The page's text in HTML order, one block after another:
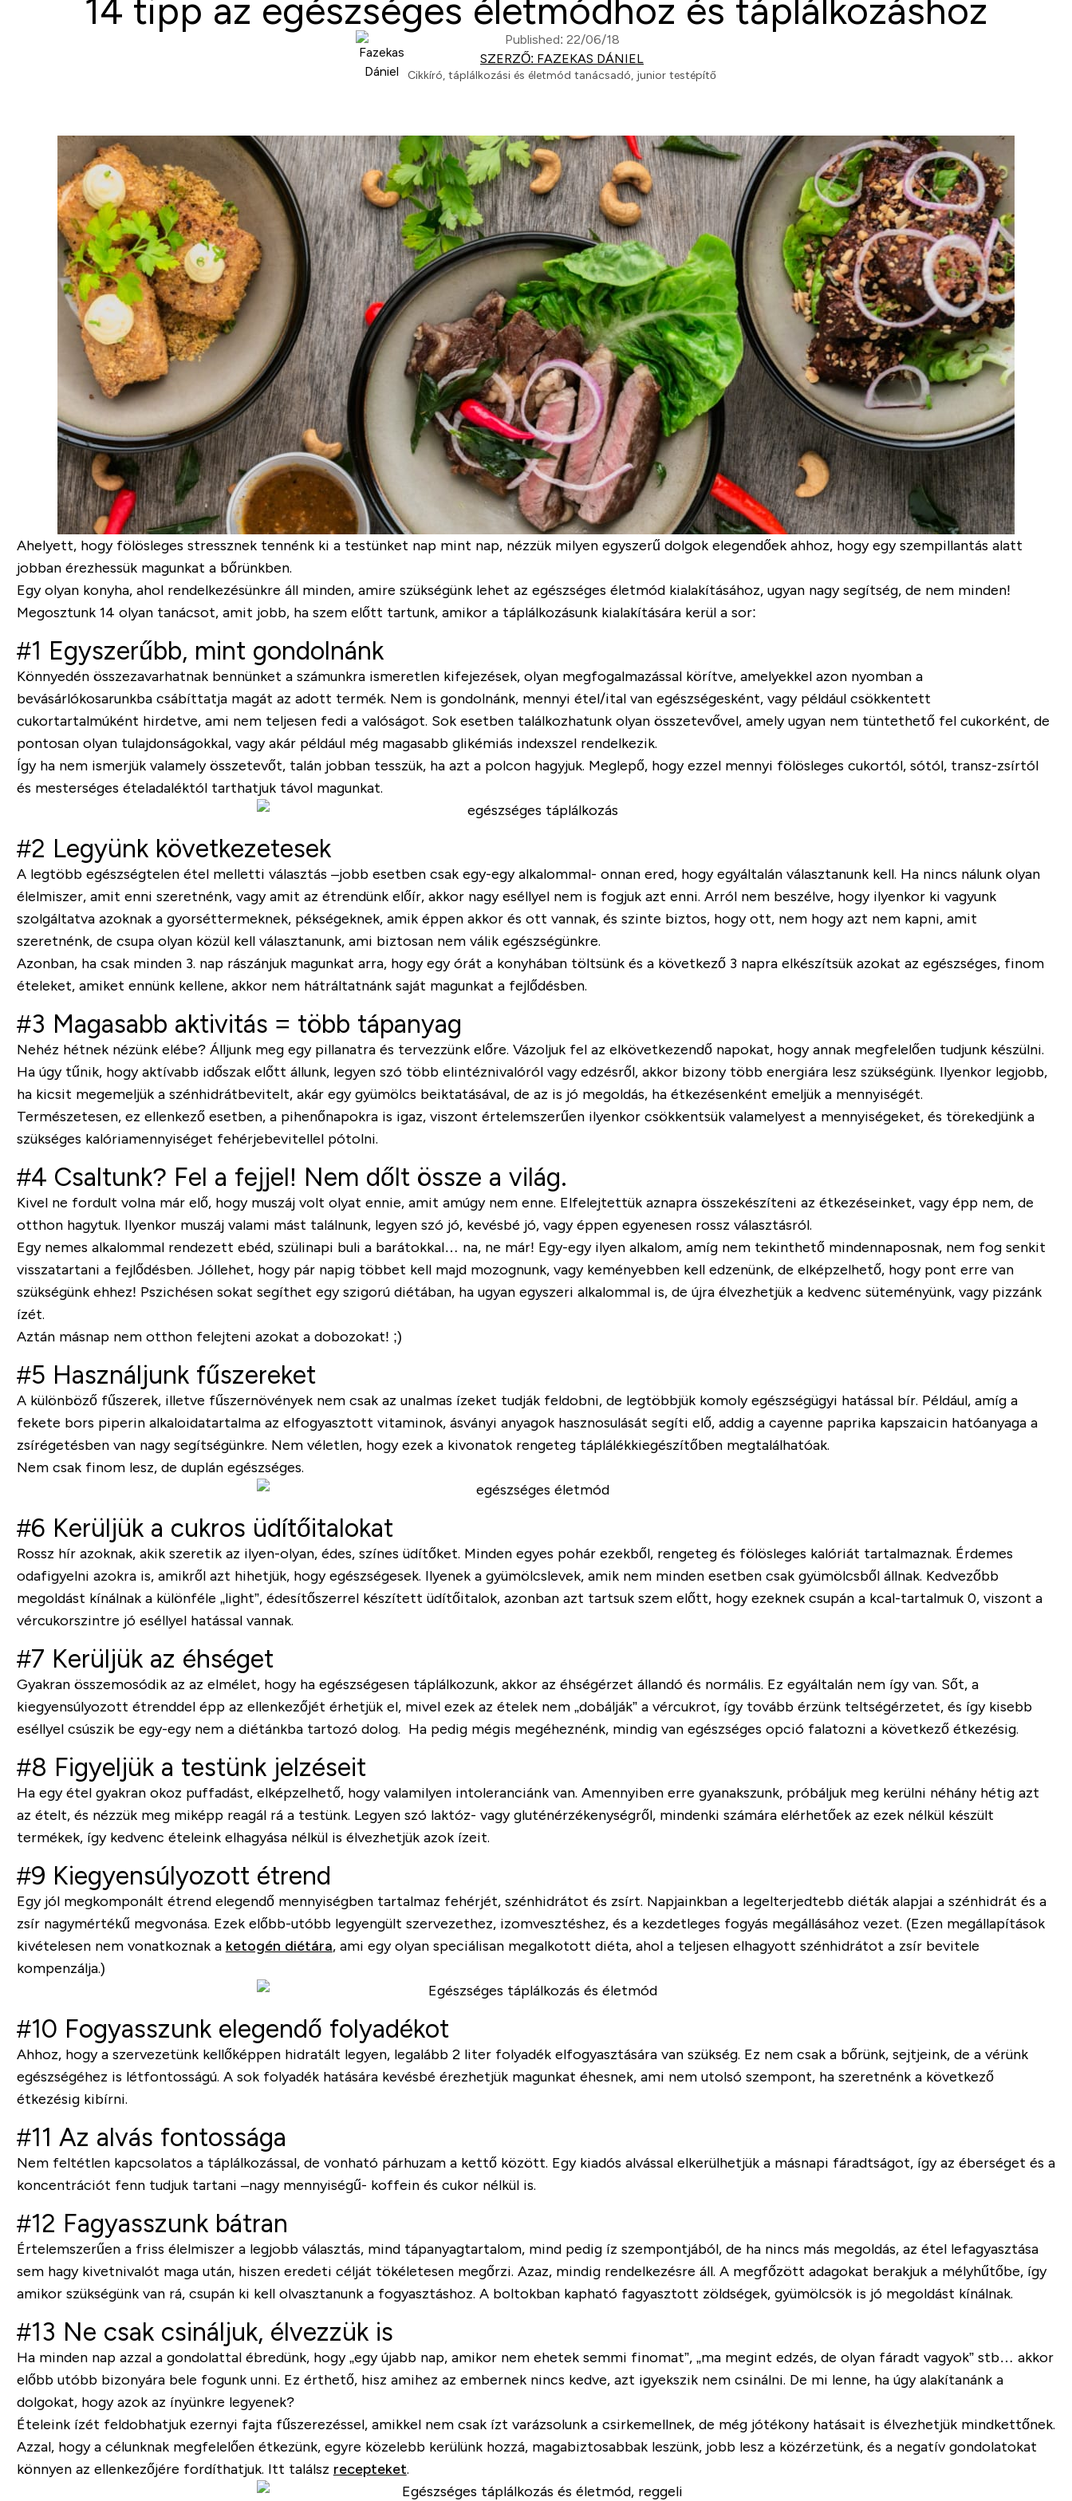
14 tipp az egészséges életmódhoz és táplálkozáshoz
Published: 22/06/18
SZERZŐ: FAZEKAS DÁNIEL
Cikkíró, táplálkozási és életmód tanácsadó, junior testépítő
Ahelyett, hogy fölösleges stressznek tennénk ki a testünket nap mint nap, nézzük milyen egyszerű dolgok elegendőek ahhoz, hogy egy szempillantás alatt
jobban érezhessük magunkat a bőrünkben.
Egy olyan konyha, ahol rendelkezésünkre áll minden, amire szükségünk lehet az egészséges életmód kialakításához, ugyan nagy segítség, de nem minden!
Megosztunk 14 olyan tanácsot, amit jobb, ha szem előtt tartunk, amikor a táplálkozásunk kialakítására kerül a sor:
#1 Egyszerűbb, mint gondolnánk
Könnyedén összezavarhatnak bennünket a számunkra ismeretlen kifejezések, olyan megfogalmazással körítve, amelyekkel azon nyomban a
bevásárlókosarunkba csábíttatja magát az adott termék. Nem is gondolnánk, mennyi étel/ital van egészségesként, vagy például csökkentett
cukortartalmúként hirdetve, ami nem teljesen fedi a valóságot. Sok esetben találkozhatunk olyan összetevővel, amely ugyan nem tüntethető fel cukorként, de
pontosan olyan tulajdonságokkal, vagy akár például még magasabb glikémiás indexszel rendelkezik.
Így ha nem ismerjük valamely összetevőt, talán jobban tesszük, ha azt a polcon hagyjuk. Meglepő, hogy ezzel mennyi fölösleges cukortól, sótól, transz-zsírtól
és mesterséges ételadaléktól tarthatjuk távol magunkat.
#2 Legyünk következetesek
A legtöbb egészségtelen étel melletti választás –jobb esetben csak egy-egy alkalommal- onnan ered, hogy egyáltalán választanunk kell. Ha nincs nálunk olyan
élelmiszer, amit enni szeretnénk, vagy amit az étrendünk előír, akkor nagy eséllyel nem is fogjuk azt enni. Arról nem beszélve, hogy ilyenkor ki vagyunk
szolgáltatva azoknak a gyorséttermeknek, pékségeknek, amik éppen akkor és ott vannak, és szinte biztos, hogy ott, nem hogy azt nem kapni, amit
szeretnénk, de csupa olyan közül kell választanunk, ami biztosan nem válik egészségünkre.
Azonban, ha csak minden 3. nap rászánjuk magunkat arra, hogy egy órát a konyhában töltsünk és a következő 3 napra elkészítsük azokat az egészséges, finom
ételeket, amiket ennünk kellene, akkor nem hátráltatnánk saját magunkat a fejlődésben.
#3 Magasabb aktivitás = több tápanyag
Nehéz hétnek nézünk elébe? Álljunk meg egy pillanatra és tervezzünk előre. Vázoljuk fel az elkövetkezendő napokat, hogy annak megfelelően tudjunk készülni.
Ha úgy tűnik, hogy aktívabb időszak előtt állunk, legyen szó több elintéznivalóról vagy edzésről, akkor bizony több energiára lesz szükségünk. Ilyenkor legjobb,
ha kicsit megemeljük a szénhidrátbevitelt, akár egy gyümölcs beiktatásával, de az is jó megoldás, ha étkezésenként emeljük a mennyiségét.
Természetesen, ez ellenkező esetben, a pihenőnapokra is igaz, viszont értelemszerűen ilyenkor csökkentsük valamelyest a mennyiségeket, és törekedjünk a
szükséges kalóriamennyiséget fehérjebevitellel pótolni.
#4 Csaltunk? Fel a fejjel! Nem dőlt össze a világ.
Kivel ne fordult volna már elő, hogy muszáj volt olyat ennie, amit amúgy nem enne. Elfelejtettük aznapra összekészíteni az étkezéseinket, vagy épp nem, de
otthon hagytuk. Ilyenkor muszáj valami mást találnunk, legyen szó jó, kevésbé jó, vagy éppen egyenesen rossz választásról.
Egy nemes alkalommal rendezett ebéd, szülinapi buli a barátokkal… na, ne már! Egy-egy ilyen alkalom, amíg nem tekinthető mindennaposnak, nem fog senkit
visszatartani a fejlődésben. Jóllehet, hogy pár napig többet kell majd mozognunk, vagy keményebben kell edzenünk, de elképzelhető, hogy pont erre van
szükségünk ehhez! Pszichésen sokat segíthet egy szigorú diétában, ha ugyan egyszeri alkalommal is, de újra élvezhetjük a kedvenc süteményünk, vagy pizzánk
ízét.
Aztán másnap nem otthon felejteni azokat a dobozokat! ;)
#5 Használjunk fűszereket
A különböző fűszerek, illetve fűszernövények nem csak az unalmas ízeket tudják feldobni, de legtöbbjük komoly egészségügyi hatással bír. Például, amíg a
fekete bors piperin alkaloidatartalma az elfogyasztott vitaminok, ásványi anyagok hasznosulását segíti elő, addig a cayenne paprika kapszaicin hatóanyaga a
zsírégetésben van nagy segítségünkre. Nem véletlen, hogy ezek a kivonatok rengeteg táplálékkiegészítőben megtalálhatóak.
Nem csak finom lesz, de duplán egészséges.
#6 Kerüljük a cukros üdítőitalokat
Rossz hír azoknak, akik szeretik az ilyen-olyan, édes, színes üdítőket. Minden egyes pohár ezekből, rengeteg és fölösleges kalóriát tartalmaznak. Érdemes
odafigyelni azokra is, amikről azt hihetjük, hogy egészségesek. Ilyenek a gyümölcslevek, amik nem minden esetben csak gyümölcsből állnak. Kedvezőbb
megoldást kínálnak a különféle „light”, édesítőszerrel készített üdítőitalok, azonban azt tartsuk szem előtt, hogy ezeknek csupán a kcal-tartalmuk 0, viszont a
vércukorszintre jó eséllyel hatással vannak.
#7 Kerüljük az éhséget
Gyakran összemosódik az az elmélet, hogy ha egészségesen táplálkozunk, akkor az éhségérzet állandó és normális. Ez egyáltalán nem így van. Sőt, a
kiegyensúlyozott étrenddel épp az ellenkezőjét érhetjük el, mivel ezek az ételek nem „dobálják” a vércukrot, így tovább érzünk teltségérzetet, és így kisebb
eséllyel csúszik be egy-egy nem a diétánkba tartozó dolog. Ha pedig mégis megéheznénk, mindig van egészséges opció falatozni a következő étkezésig.
#8 Figyeljük a testünk jelzéseit
Ha egy étel gyakran okoz puffadást, elképzelhető, hogy valamilyen intoleranciánk van. Amennyiben erre gyanakszunk, próbáljuk meg kerülni néhány hétig azt
az ételt, és nézzük meg miképp reagál rá a testünk. Legyen szó laktóz- vagy gluténérzékenységről, mindenki számára elérhetőek az ezek nélkül készült
termékek, így kedvenc ételeink elhagyása nélkül is élvezhetjük azok ízeit.
#9 Kiegyensúlyozott étrend
Egy jól megkomponált étrend elegendő mennyiségben tartalmaz fehérjét, szénhidrátot és zsírt. Napjainkban a legelterjedtebb diéták alapjai a szénhidrát és a
zsír nagymértékű megvonása. Ezek előbb-utóbb legyengült szervezethez, izomvesztéshez, és a kezdetleges fogyás megállásához vezet. (Ezen megállapítások
kivételesen nem vonatkoznak a ketogén diétára, ami egy olyan speciálisan megalkotott diéta, ahol a teljesen elhagyott szénhidrátot a zsír bevitele
kompenzálja.)
#10 Fogyasszunk elegendő folyadékot
Ahhoz, hogy a szervezetünk kellőképpen hidratált legyen, legalább 2 liter folyadék elfogyasztására van szükség. Ez nem csak a bőrünk, sejtjeink, de a vérünk
egészségéhez is létfontosságú. A sok folyadék hatására kevésbé érezhetjük magunkat éhesnek, ami nem utolsó szempont, ha szeretnénk a következő
étkezésig kibírni.
#11 Az alvás fontossága
Nem feltétlen kapcsolatos a táplálkozással, de vonható párhuzam a kettő között. Egy kiadós alvással elkerülhetjük a másnapi fáradtságot, így az éberséget és a
koncentrációt fenn tudjuk tartani –nagy mennyiségű- koffein és cukor nélkül is.
#12 Fagyasszunk bátran
Értelemszerűen a friss élelmiszer a legjobb választás, mind tápanyagtartalom, mind pedig íz szempontjából, de ha nincs más megoldás, az étel lefagyasztása
sem hagy kivetnivalót maga után, hiszen eredeti célját tökéletesen megőrzi. Azaz, mindig rendelkezésre áll. A megfőzött adagokat berakjuk a mélyhűtőbe, így
amikor szükségünk van rá, csupán ki kell olvasztanunk a fogyasztáshoz. A boltokban kapható fagyasztott zöldségek, gyümölcsök is jó megoldást kínálnak.
#13 Ne csak csináljuk, élvezzük is
Ha minden nap azzal a gondolattal ébredünk, hogy „egy újabb nap, amikor nem ehetek semmi finomat”, „ma megint edzés, de olyan fáradt vagyok” stb… akkor
előbb utóbb bizonyára bele fogunk unni. Ez érthető, hisz amihez az embernek nincs kedve, azt igyekszik nem csinálni. De mi lenne, ha úgy alakítanánk a
dolgokat, hogy azok az ínyünkre legyenek?
Ételeink ízét feldobhatjuk ezernyi fajta fűszerezéssel, amikkel nem csak ízt varázsolunk a csirkemellnek, de még jótékony hatásait is élvezhetjük mindkettőnek.
Azzal, hogy a célunknak megfelelően étkezünk, egyre közelebb kerülünk hozzá, magabiztosabbak leszünk, jobb lesz a közérzetünk, és a negatív gondolatokat
könnyen az ellenkezőjére fordíthatjuk. Itt találsz recepteket.